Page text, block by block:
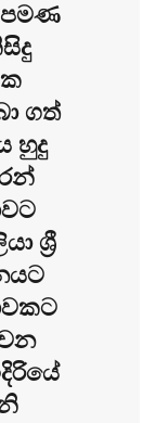
පමණ
ගත්
හුදු
ශ්‍රී